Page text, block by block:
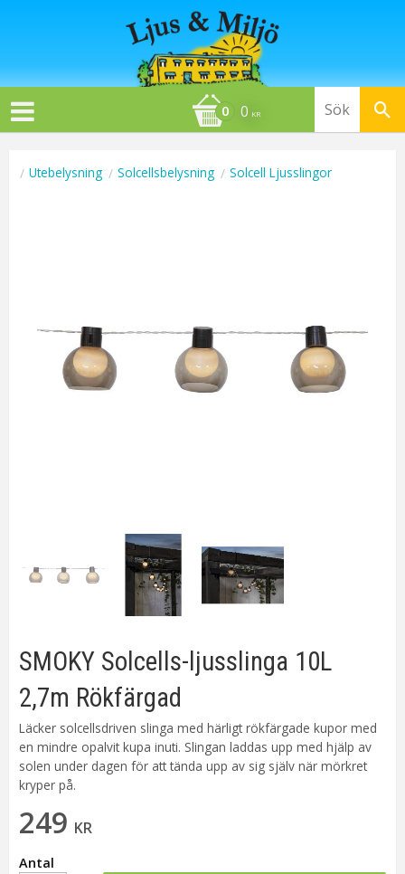
0 KR
Utebelysning Solcellsbelysning Solcell Ljusslingor
SMOKY Solcells-ljusslinga 10L
2,7m Rökfärgad
Läcker solcellsdriven slinga med härligt rökfärgade kupor med
en mindre opalvit kupa inuti. Slingan laddas upp med hjälp av
solen under dagen för att tända upp av sig själv när mörkret
kryper på.
249 KR
Antal